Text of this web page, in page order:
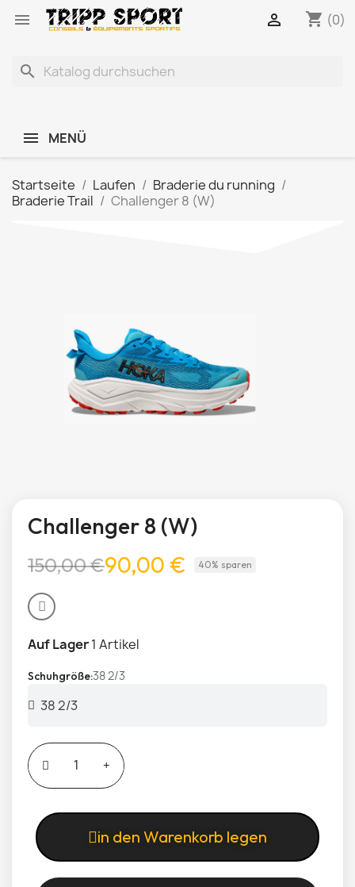
 shopping_cart (0)

search
MENÜ
Startseite Laufen
Braderie du running
Braderie Trail
Challenger 8 (W)
Challenger 8 (W)
150,00 €90,00 € 40% sparen
Auf Lager1 Artikel
Schuhgröße 38 2/3
in den Warenkorb legen